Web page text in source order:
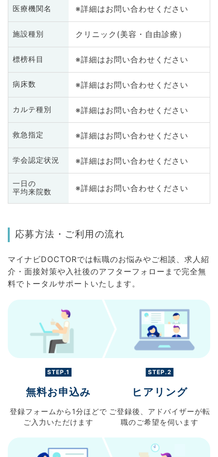
医療機関名 ※詳細はお問い合わせください
施設種別 クリニック(美容・自由診療）
標榜科目 ※詳細はお問い合わせください
病床数 ※詳細はお問い合わせください
カルテ種別 ※詳細はお問い合わせください
救急指定 ※詳細はお問い合わせください
学会認定状況 ※詳細はお問い合わせください
一日の
平均来院数
※詳細はお問い合わせください
応募方法・ご利用の流れ
マイナビDOCTORでは転職のお悩みやご相談、求人紹
介・面接対策や入社後のアフターフォローまで完全無
料でトータルサポートいたします。
STEP.1
無料お申込み
登録フォームから 1分ほどで
ご入力 いただけます
STEP.2
ヒアリング
ご登録後、 アドバイザーが転
職のご希望を伺います